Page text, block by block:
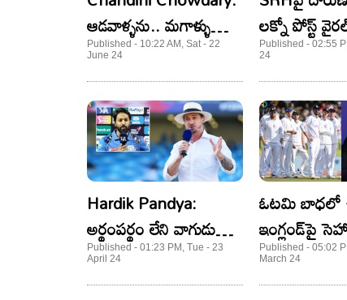
ఆడవాళ్ళను.. మగాళ్ళు
ఎందుకు క్యారెక్టర్ లేని
వాళ్లలా చూస్తారు? చాందిని
చౌదరి షాకింగ్ కామెంట్స్..
Published - 10:22 AM, Sat - 22
June 24
లక్నో పోస్ట్
అస్సలు
Published - 02:55
24
Hardik Pandya:
అర్థంపర్థం లేని వాగుడు
అంటూ.. పాండ్యాపై స్టెయిన్
ఇండైరెక్ట్ సెటైర్లు! పోస్ట్ వైరల్
Published - 01:23 PM, Tue - 23
April 24
ఓటమి బాధలో
ఇంగ్లండ్‌పై
Published - 05:02
March 24